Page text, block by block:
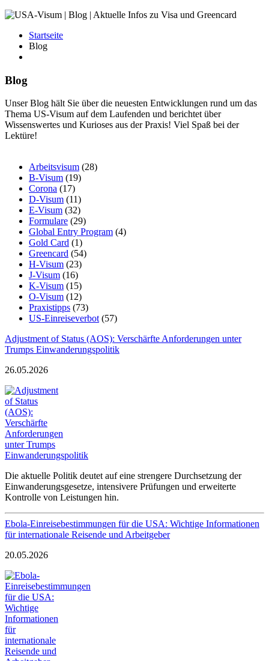
Startseite
Blog
Blog
Unser Blog hält Sie über die neuesten Entwicklungen rund um das
Thema US-Visum auf dem Laufenden und berichtet über
Wissenswertes und Kurioses aus der Praxis! Viel Spaß bei der
Lektüre!
Arbeitsvisum (28)
B-Visum (19)
Corona (17)
D-Visum (11)
E-Visum (32)
Formulare (29)
Global Entry Program (4)
Gold Card (1)
Greencard (54)
H-Visum (23)
J-Visum (16)
K-Visum (15)
O-Visum (12)
Praxistipps (73)
US-Einreiseverbot(57)
Adjustment of Status (AOS): Verschärfte Anforderungen unter
Trumps Einwanderungspolitik
26.05.2026
Die aktuelle Politik deutet auf eine strengere Durchsetzung der
Einwanderungsgesetze, intensivere Prüfungen und erweiterte
Kontrolle von Leistungen hin.
Ebola-Einreisebestimmungen für die USA: Wichtige Informationen
für internationale Reisende und Arbeitgeber
20.05.2026